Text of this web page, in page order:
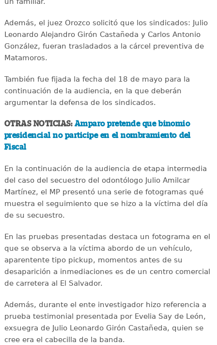
Además, el juez Orozco solicitó que los sindicados: Julio
Leonardo Alejandro Girón Castañeda y Carlos Antonio
González, fueran trasladados a la cárcel preventiva de
Matamoros.
También fue fijada la fecha del 18 de mayo para la
continuación de la audiencia, en la que deberán
argumentar la defensa de los sindicados.
OTRAS NOTICIAS: Amparo pretende que binomio
presidencial no participe en el nombramiento del
Fiscal
En la continuación de la audiencia de etapa intermedia
del caso del secuestro del odontólogo Julio Amilcar
Martínez, el MP presentó una serie de fotogramas qué
muestra el seguimiento que se hizo a la víctima del día
de su secuestro.
En las pruebas presentadas destaca un fotograma en el
que se observa a la víctima abordo de un vehículo,
aparentente tipo pickup, momentos antes de su
desaparición a inmediaciones es de un centro comercial
de carretera al El Salvador.
Además, durante el ente investigador hizo referencia a
prueba testimonial presentada por Evelia Say de León,
exsuegra de Julio Leonardo Girón Castañeda, quien se
cree era el cabecilla de la banda.